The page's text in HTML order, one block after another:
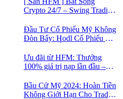
Crypto 24/7 – Swing Trading
1:1000
Đầu Tư Cổ Phiếu Mỹ Không
Đòn Bẩy: Hodl Cổ Phiếu Mỹ
Nhuận Đều Đều | cổ phiếu
CFD
Ưu đãi từ HFM: Thưởng
100% giá trị nạp lần đầu –
Thị Trường Ngay!
Bầu Cử Mỹ 2024: Hoàn Tiền
Không Giới Hạn Cho Trader